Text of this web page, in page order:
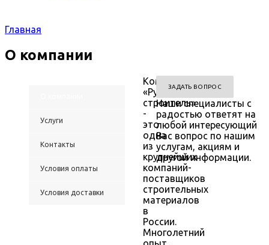
Главная
О компании
Услуги
Контакты
Условия оплаты
Условия доставки
ЗАДАТЬ ВОПРОС
Наши специалисты с
радостью ответят на
любой интересующий
Вас вопрос по нашим
услугам, акциям и
другой информации.
Компания
«Русский
строитель»
-
это
одна
из
крупнейших
компаний-
поставщиков
строительных
материалов
в
России.
Многолетний